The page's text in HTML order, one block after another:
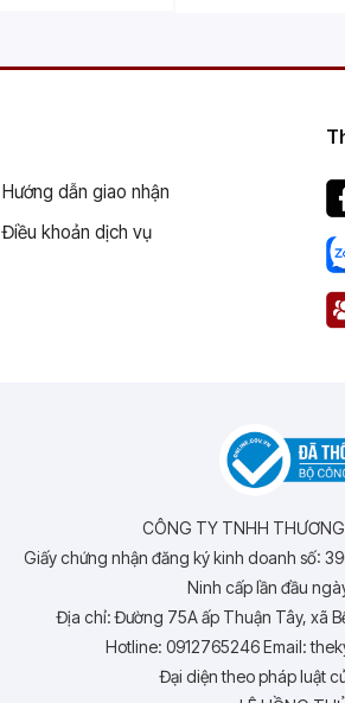
Hướng dẫn giao nhận
Điều khoản dịch vụ
CÔNG TY TNHH
Giấy chứng nhận đăng ký kinh doanh số:
Ninh cấp lần đầu
Địa chỉ: Đường 75A ấp Thuận Tây, xã
Hotline: 0912765246 Email:
Đại diện theo pháp luật